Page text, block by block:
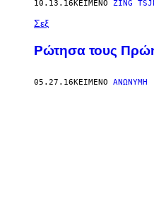
10.13.16ΚΕΊΜΕΝΟ ZING
Σεξ
Ρώτησα τους
05.27.16ΚΕΊΜΕΝΟ ΑΝΏΝΥΜΗ